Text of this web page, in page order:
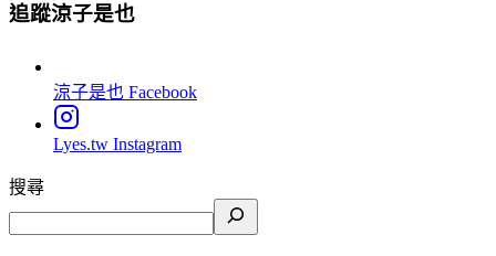
追蹤涼子是也
涼子是也 Facebook
Lyes.tw Instagram
搜尋